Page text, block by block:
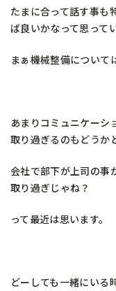
たまに合って話す事も
ば良いかなって思って
まぁ機械整備について
あまりコミュニケーシ
取り過ぎるのもどうか
会社で部下が上司の事
取り過ぎじゃね？
って最近は思います。
どーしても一緒にいる